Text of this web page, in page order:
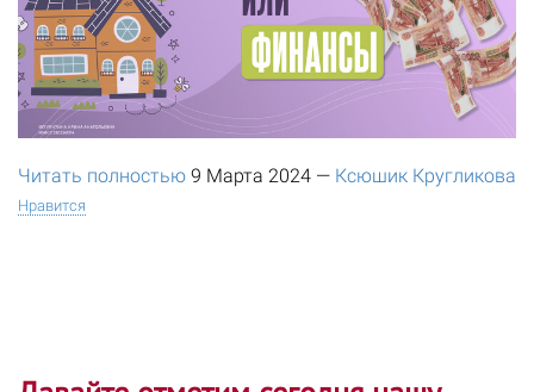
Читать полностью 9 Марта 2024 — Ксюшик Кругликова
Нравится